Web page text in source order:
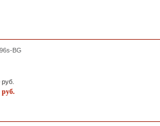
BG
руб.
руб.